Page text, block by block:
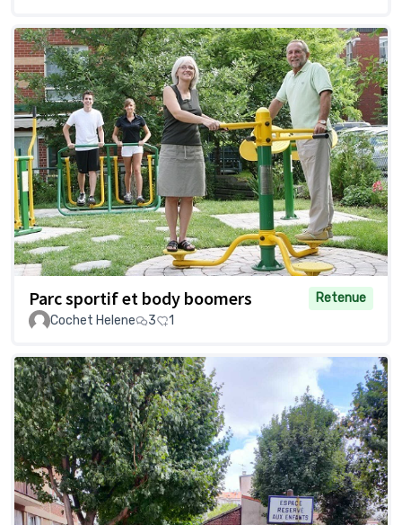
Parc sportif et body boomers
Retenue
Cochet Helene
3 1